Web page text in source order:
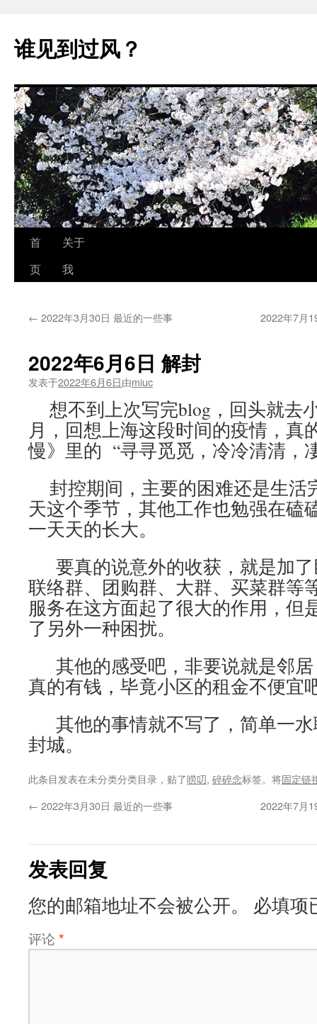
正
文
谁见到过风？
首
页
关于
我
← 2022年3月30日 最近的一些事 2022年7月
2022年6月6日 解封
发表于2022年6月6日由miuc
想不到上次写完blog，回头就去
月，回想上海这段时间的疫情，真
慢》里的 “寻寻觅觅，冷冷清清，
封控期间，主要的困难还是生活
天这个季节，其他工作也勉强在磕
一天天的长大。
要真的说意外的收获，就是加了
联络群、团购群、大群、买菜群等
服务在这方面起了很大的作用，但
了另外一种困扰。
其他的感受吧，非要说就是邻居
真的有钱，毕竟小区的租金不便宜
其他的事情就不写了，简单一水
封城。
此条目发表在未分类分类目录，贴了唠叨, 碎碎念标签。将固定链
← 2022年3月30日 最近的一些事 2022年7月
发表回复
您的邮箱地址不会被公开。 必填项
评论 *